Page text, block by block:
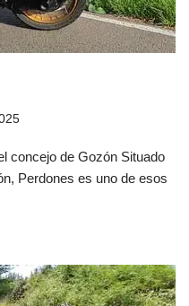
concejo de Gozón Situado
Perdones es uno de esos